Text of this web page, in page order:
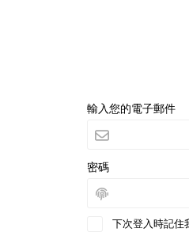
輸入您的電子郵件
密碼
下次登入時記住